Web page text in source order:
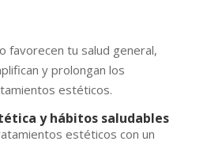
favorecen tu salud general,
y prolongan los
estéticos.
y hábitos saludables
estéticos con un